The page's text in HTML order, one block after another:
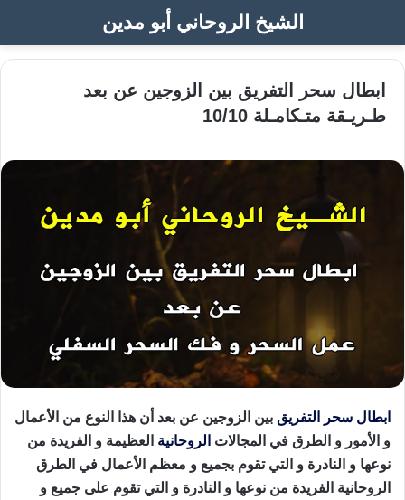
الشيخ الروحاني أبو مدين
ابطال سحر التفريق بين الزوجين عن بعد
طـريـقة متـكامـلة 10/10
ابطال سحر التفريق بين الزوجين عن بعد أن هذا النوع من الأعمال
و الأمور و الطرق في المجالات الروحانية العظيمة و الفريدة من
نوعها و النادرة و التي تقوم بجميع و معظم الأعمال في الطرق
الروحانية الفريدة من نوعها و النادرة و التي تقوم على جميع و